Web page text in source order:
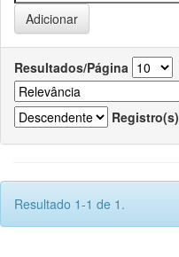
Resultados/Página
Registro(s)
Resultado 1-1 de 1.